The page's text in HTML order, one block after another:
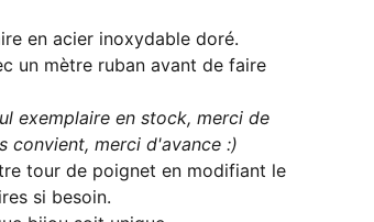
en acier inoxydable doré.
un mètre ruban avant de faire
exemplaire en stock, merci de
convient, merci d'avance :)
tour de poignet en modifiant le
si besoin.